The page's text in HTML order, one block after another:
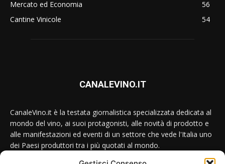
Mercato ed Economia
56
Cantine Vinicole
54
CANALEVINO.IT
CanaleVino.it è la testata giornalistica specializzata dedicata al
mondo del vino, ai suoi protagonisti, alle novità di prodotto e
alle manifestazioni ed eventi di un settore che vede l'Italia uno
dei Paesi produttori tra i più quotati al mondo.